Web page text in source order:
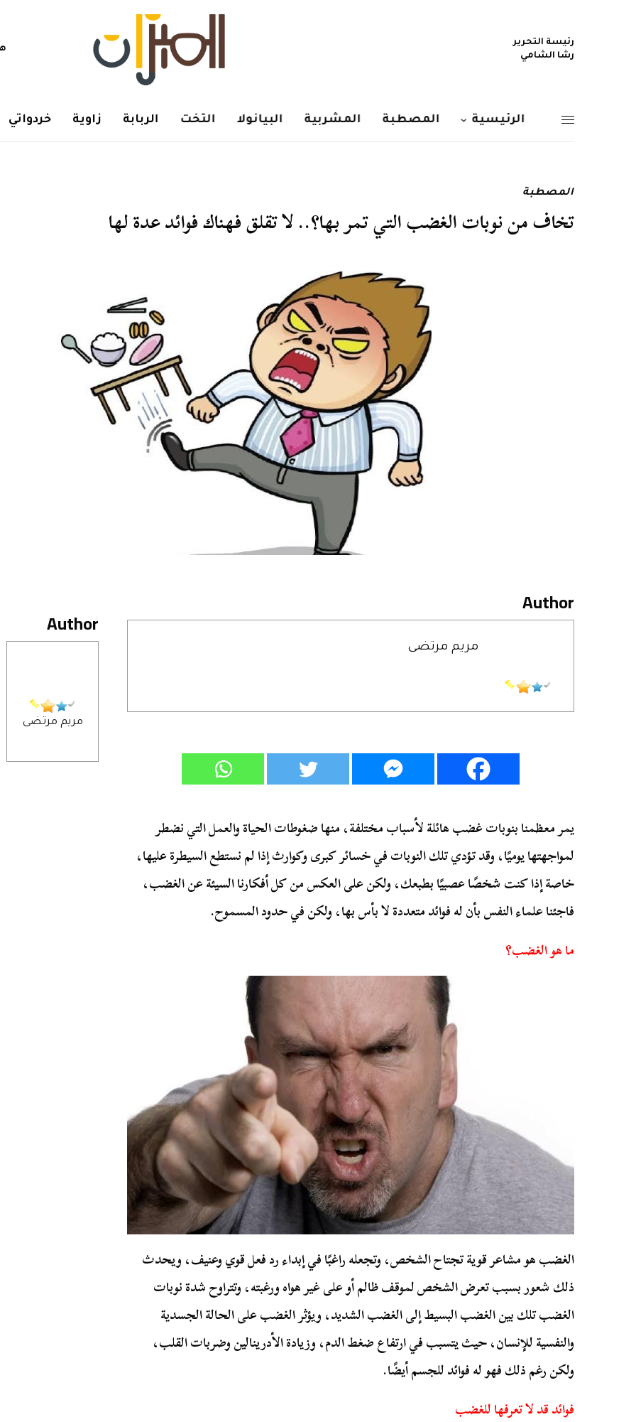
رئيسة التحرير
رشا الشامي
الرئيسية المصطبة المشربية البيانولا التخت الربابة زاوية خردواتي
المصطبة
تخاف من نوبات الغضب التي تمر بها؟.. لا تقلق فهناك فوائد عدة لها
Author
مريم مرتضى
Author
مريم مرتضى
يمر معظمنا بنوبات غضب هائلة لأسباب مختلفة، منها ضغوطات الحياة والعمل التي نضطر
لمواجهتها يوميًا، وقد تؤدي تلك النوبات في خسائر كبرى وكوارث إذا لم نستطع السيطرة عليها،
خاصة إذا كنت شخصًا عصبيًا بطبعك، ولكن على العكس من كل أفكارنا السيئة عن الغضب،
فاجئنا علماء النفس بأن له فوائد متعددة لا بأس بها، ولكن في حدود المسموح.
ما هو الغضب؟
الغضب هو مشاعر قوية تجتاح الشخص، وتجعله راغبًا في إبداء رد فعل قوي وعنيف، ويحدث
ذلك شعور بسبب تعرض الشخص لموقف ظالم أو على غير هواه ورغبته، وتتراوح شدة نوبات
الغضب تلك بين الغضب البسيط إلى الغضب الشديد، ويؤثر الغضب على الحالة الجسدية
والنفسية للإنسان، حيث يتسبب في ارتفاع ضغط الدم، وزيادة الأدرينالين وضربات القلب،
ولكن رغم ذلك فهو له فوائد للجسم أيضًا.
فوائد قد لا تعرفها للغضب